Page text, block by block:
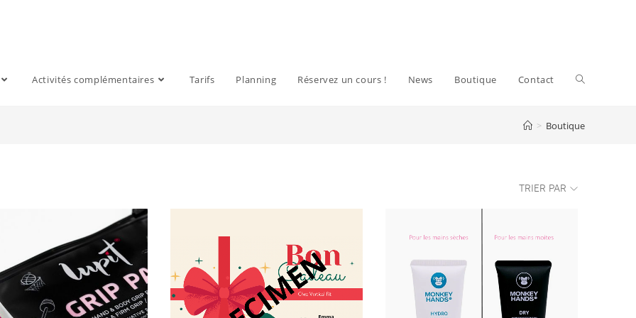
Activités complémentaires Tarifs Planning Réservez un cours ! News Boutique Contact #!trpst#trp-
gettext
data-
> Boutique
TRIER PAR